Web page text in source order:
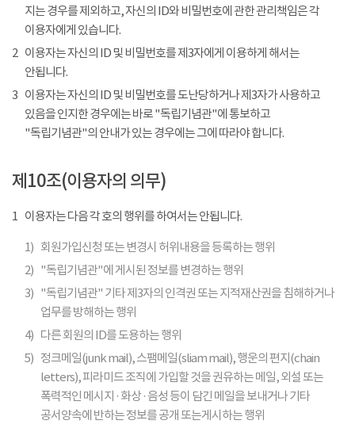
지는 경우를 제외하고, 자신의 ID와 비밀번호에 관한 관리책임은 각
이용자에게 있습니다.
2 이용자는 자신의 ID 및 비밀번호를 제3자에게 이용하게 해서는
안됩니다.
3 이용자는 자신의 ID 및 비밀번호를 도난당하거나 제3자가 사용하고
있음을 인지한 경우에는 바로 "독립기념관"에 통보하고
"독립기념관"의 안내가 있는 경우에는 그에 따라야 합니다.
제10조(이용자의 의무)
1 이용자는 다음 각 호의 행위를 하여서는 안됩니다.
1) 회원가입신청 또는 변경시 허위내용을 등록하는 행위
2) "독립기념관"에 게시된 정보를 변경하는 행위
3) "독립기념관" 기타 제3자의 인격권 또는 지적재산권을 침해하거나
업무를 방해하는 행위
4) 다른 회원의 ID를 도용하는 행위
5) 정크메일(junk mail), 스팸메일(sliam mail), 행운의 편지(chain
letters), 피라미드 조직에 가입할 것을 권유하는 메일, 외설 또는
폭력적인 메시지 · 화상 · 음성 등이 담긴 메일을 보내거나 기타
공서양속에 반하는 정보를 공개 또는게시하는 행위